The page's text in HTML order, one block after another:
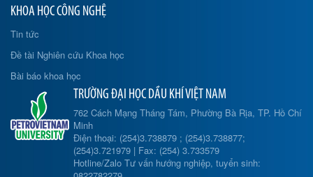
KHOA HỌC CÔNG NGHỆ
Tin tức
Đề tài Nghiên cứu Khoa học
Bài báo khoa học
TRƯỜNG ĐẠI HỌC DẦU KHÍ VIỆT NAM
762 Cách Mạng Tháng Tám, Phường Bà Rịa, TP. Hồ Chí
Minh
Điện thoại: (254)3.738879 ; (254)3.738877;
(254)3.721979 | Fax: (254) 3.733579
Hotline/Zalo Tư vấn hướng nghiệp, tuyển sinh: